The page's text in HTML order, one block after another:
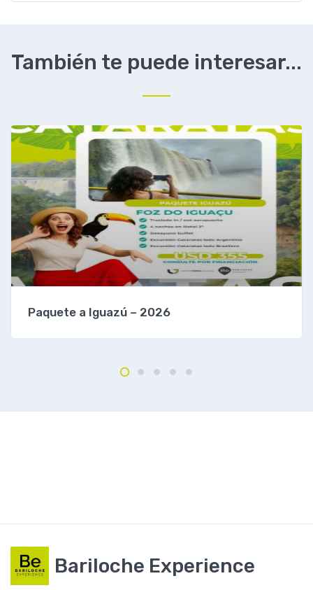
También te puede interesar...
Paquete a Iguazú – 2026
Bariloche Experience